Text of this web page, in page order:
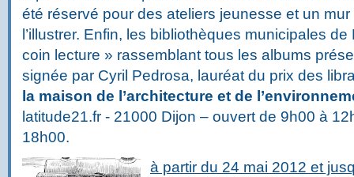
été réservé pour des ateliers jeunesse et un
l’illustrer. Enfin, les bibliothèques municipales
coin lecture » rassemblant tous les albums
signée par Cyril Pedrosa, lauréat du prix des
la maison de l’architecture et de
latitude21.fr - 21000 Dijon – ouvert de 9h00 à
18h00.
à partir du 24 mai 2012 et